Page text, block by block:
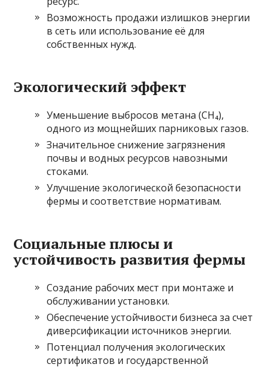
Возможность продажи излишков энергии
в сеть или использование её для
собственных нужд.
Экологический эффект
Уменьшение выбросов метана (CH₄),
одного из мощнейших парниковых газов.
Значительное снижение загрязнения
почвы и водных ресурсов навозными
стоками.
Улучшение экологической безопасности
фермы и соответствие нормативам.
Социальные плюсы и
устойчивость развития фермы
Создание рабочих мест при монтаже и
обслуживании установки.
Обеспечение устойчивости бизнеса за счет
диверсификации источников энергии.
Потенциал получения экологических
сертификатов и государственной